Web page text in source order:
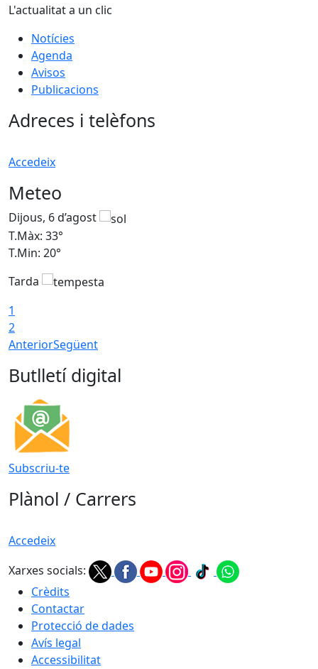
L'actualitat a un clic
Notícies
Agenda
Avisos
Publicacions
Adreces i telèfons
Accedeix
Meteo
Dijous, 6 d’agost
T.Màx: 33°
T.Min: 20°
Tarda
1
2
AnteriorSegüent
Butlletí digital
Subscriu-te
Plànol / Carrers
Accedeix
Xarxes socials:
Crèdits
Contactar
Protecció de dades
Avís legal
Accessibilitat